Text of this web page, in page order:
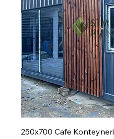
250x700 Cafe Konteyneri